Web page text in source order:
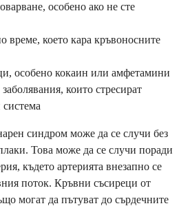
особено ако не сте
време, което кара кръвоносните
особено кокаин или амфетамини
които стресират
система
синдром може да се случи без
Това може да се случи поради
където артерията внезапно се
поток. Кръвни съсиреци от
могат да пътуват до сърдечните